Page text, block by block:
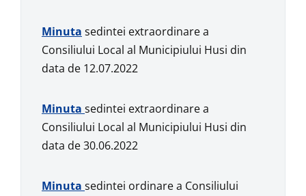
Minuta sedintei extraordinare a
Consiliului Local al Municipiului Husi din
data de 12.07.2022
Minuta sedintei extraordinare a
Consiliului Local al Municipiului Husi din
data de 30.06.2022
Minuta sedintei ordinare a Consiliului